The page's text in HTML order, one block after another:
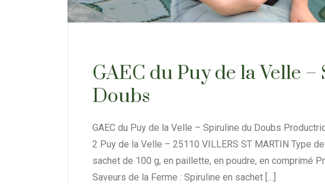
GAEC du Puy de la Velle
Doubs
GAEC du Puy de la Velle – Spiruline du Doubs
2 Puy de la Velle – 25110 VILLERS ST MARTIN Type
sachet de 100 g, en paillette, en poudre, en comprimé
Saveurs de la Ferme : Spiruline en sachet […]